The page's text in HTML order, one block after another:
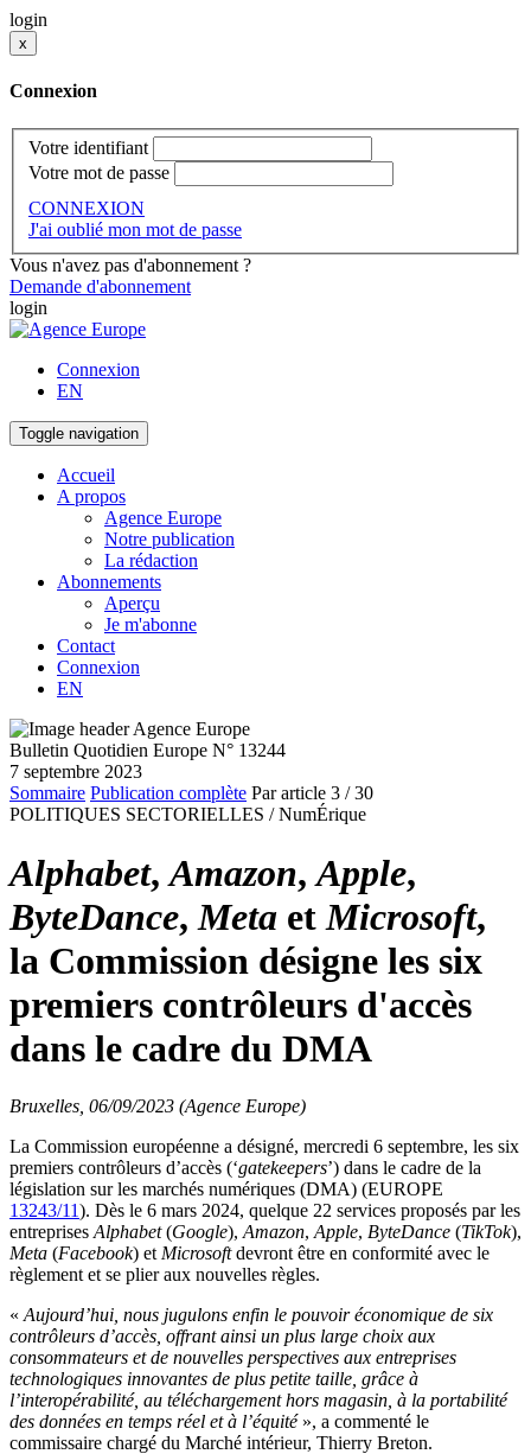
login
x
Connexion
Votre identifiant
Votre mot de passe
CONNEXION
J'ai oublié mon mot de passe
Vous n'avez pas d'abonnement ?
Demande d'abonnement
login
Connexion
EN
Toggle navigation
Accueil
A propos
Agence Europe
Notre publication
La rédaction
Abonnements
Aperçu
Je m'abonne
Contact
Connexion
EN
Bulletin Quotidien Europe N° 13244
7 septembre 2023
Sommaire Publication complète Par article 3 / 30
POLITIQUES SECTORIELLES / NumÉrique
Alphabet,Amazon,Apple,
ByteDance, Meta et Microsoft,
la Commission désigne les six
premiers contrôleurs d'accès
dans le cadre du DMA
Bruxelles, 06/09/2023 (Agence Europe)
La Commission européenne a désigné, mercredi 6 septembre, les six
premiers contrôleurs d’accès (‘gatekeepers’) dans le cadre de la
législation sur les marchés numériques (DMA) (EUROPE
13243/11). Dès le 6 mars 2024, quelque 22 services proposés par les
entreprises Alphabet(Google), Amazon, Apple, ByteDance (TikTok),
Meta (Facebook) et Microsoftdevront être en conformité avec le
règlement et se plier aux nouvelles règles.
« Aujourd’hui, nous jugulons enfin le pouvoir économique de six
contrôleurs d’accès, offrant ainsi un plus large choix aux
consommateurs et de nouvelles perspectives aux entreprises
technologiques innovantes de plus petite taille, grâce à
l’interopérabilité, au téléchargement hors magasin, à la portabilité
des données en temps réel et à l’équité », a commenté le
commissaire chargé du Marché intérieur, Thierry Breton.